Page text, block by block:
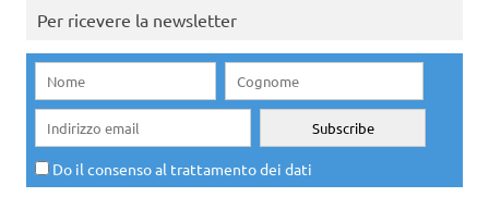
Per ricevere la newsletter
Do il consenso al trattamento dei dati